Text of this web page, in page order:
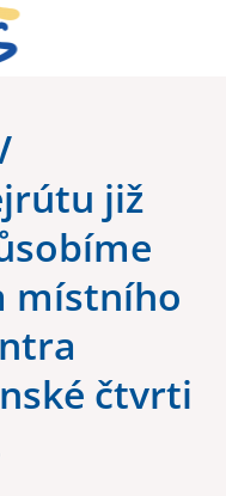
již
místního
čtvrti